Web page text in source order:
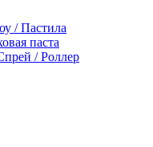
/ Пастила
паста
/ Роллер